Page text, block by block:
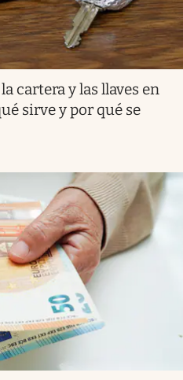
cartera y las llaves en
sirve y por qué se